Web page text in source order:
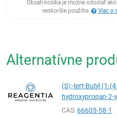
Obsah košíka je možné odoslať
neskoršie použitie.
Viac o
Alternatívne
(S);-tert-Butyl (1-
hydroxypropan-2-
CAS:66605-58-1